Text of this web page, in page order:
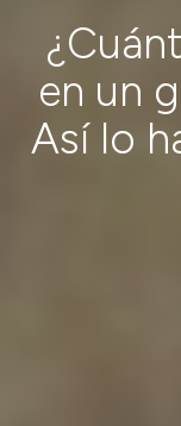
en un
Así lo